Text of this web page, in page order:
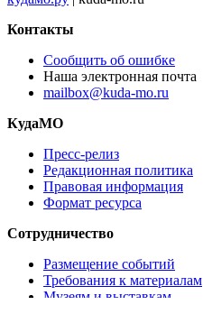
Контакты
Сообщить об ошибке
Наша электронная почта
mailbox@kuda-mo.ru
КудаМО
Пресс-релиз
Редакционная политика
Правовая информация
Формат ресурса
Сотрудничество
Размещение событий
Требования к материалам
Музеям и выставкам